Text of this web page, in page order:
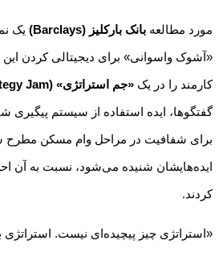
مورد مطالعه بانک بارکلیز (Barclays)
یک
کارمند را در یک «جم استراتژی» (Strategy Jam)
برای شفافیت در مراحل وام مسکن مطرح
ایده‌هایشان شنیده می‌شود، نسبت به آن
کردند.
«استراتژی چیز پیچیده‌ای نیست.